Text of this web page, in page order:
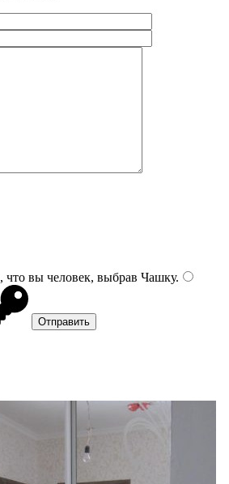
вы человек, выбрав Чашку.